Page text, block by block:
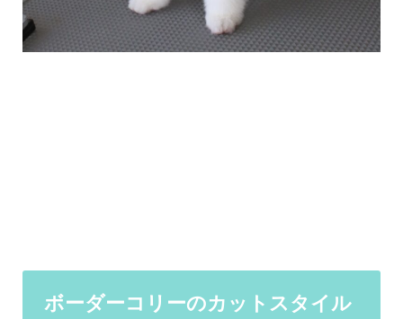
ボーダーコリーのカットスタイル